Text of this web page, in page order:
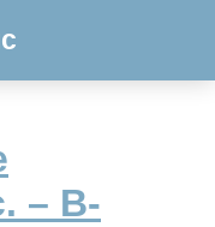
– B-